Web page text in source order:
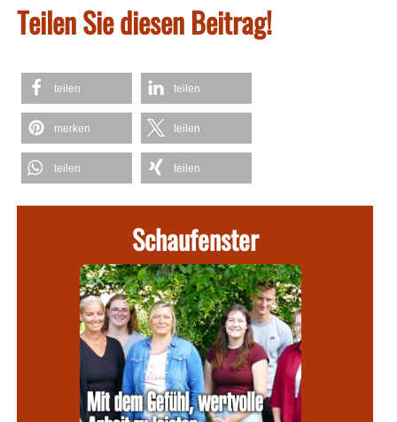
Teilen Sie diesen Beitrag!
teilen teilen
merken teilen
teilen teilen
Schaufenster